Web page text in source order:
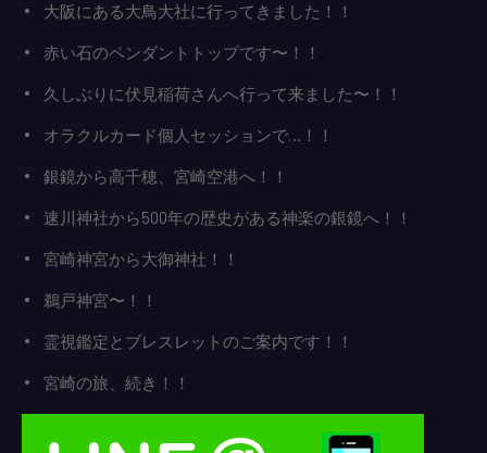
大阪にある大鳥大社に行ってきました！！
赤い石のペンダントトップです〜！！
久しぶりに伏見稲荷さんへ行って来ました〜！！
オラクルカード個人セッションで…！！
銀鏡から高千穂、宮崎空港へ！！
速川神社から500年の歴史がある神楽の銀鏡へ！！
宮崎神宮から大御神社！！
鵜戸神宮〜！！
霊視鑑定とブレスレットのご案内です！！
宮崎の旅、続き！！